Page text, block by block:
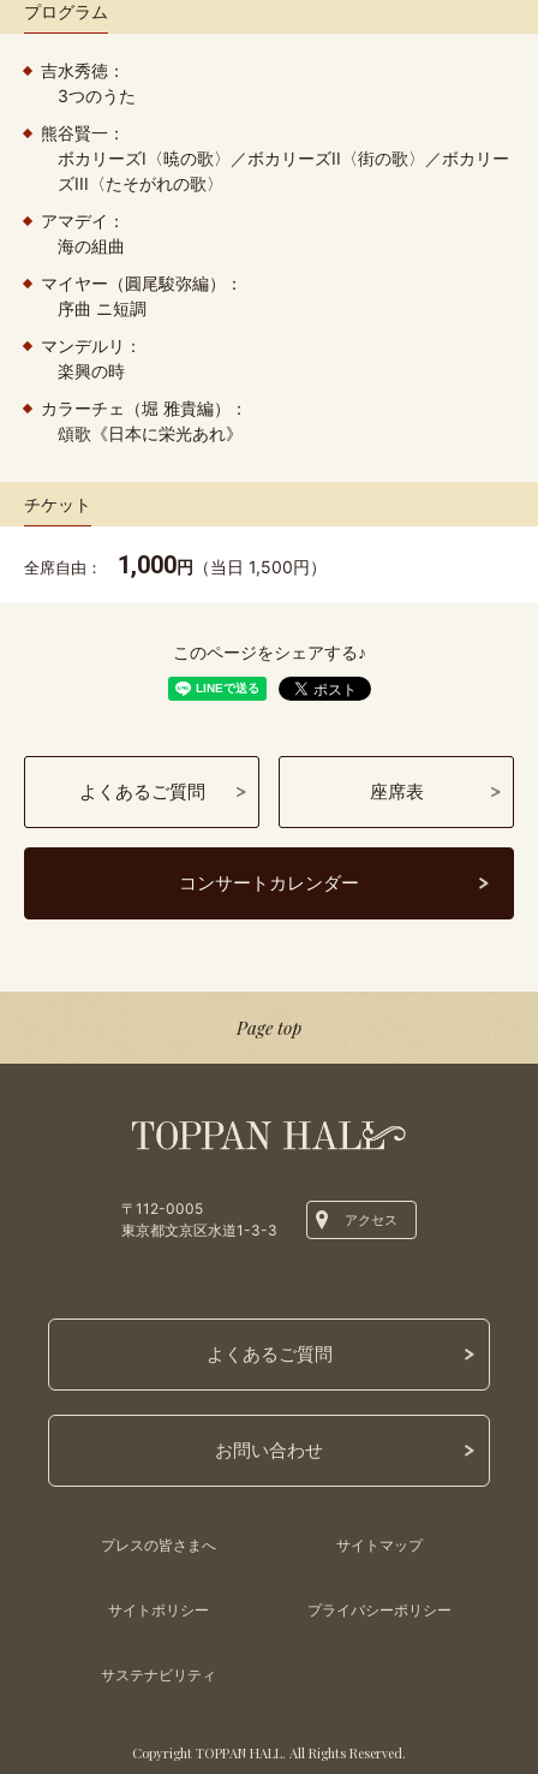
プログラム
吉水秀徳：
3つのうた
熊谷賢一：
ボカリーズI〈暁の歌〉／ボカリーズII〈街の歌〉／ボカリー
ズIII〈たそがれの歌〉
アマデイ：
海の組曲
マイヤー（圓尾駿弥編）：
序曲 ニ短調
マンデルリ：
楽興の時
カラーチェ（堀 雅貴編）：
頌歌《日本に栄光あれ》
チケット
全席自由 1,000円 （当日 1,500円）
このページをシェアする♪
よくあるご質問 座席表
コンサートカレンダー
Page top
〒112-0005
東京都文京区水道1-3-3
アクセス
よくあるご質問
お問い合わせ
プレスの皆さまへ サイトマップ
サイトポリシー プライバシーポリシー
サステナビリティ
Copyright TOPPAN HALL. All Rights Reserved.